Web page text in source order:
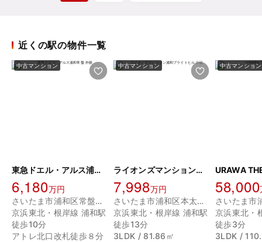
近くの駅の物件一覧
中古マンション
東急ドエル・アルス浦和常盤
6,180万円
さいたま市浦和区常盤２丁目
京浜東北・根岸線 浦和駅
徒歩10分
アトレ北口改札徒歩８分
中古マンション
ライオンズマンション浦和ブライトヒル
7,998万円
さいたま市浦和区本太３丁目
京浜東北・根岸線 浦和駅
徒歩13分
3LDK / 81.86㎡
中古マンション
URAWA
58,000
京浜東北・
徒歩3分
3LDK /